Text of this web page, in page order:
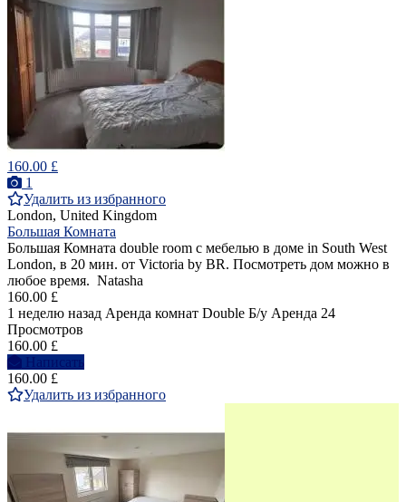
160.00 £
1
Удалить из избранного
London, United Kingdom
Большая Комната
Большая Комната double room с мебелью в доме in South West
London, в 20 мин. от Victoria by BR. Посмотреть дом можно в
любое время. Natasha
160.00 £
1 неделю назад Аренда комнат Double Б/у Аренда 24
Просмотров
160.00 £
Написать
160.00 £
Удалить из избранного